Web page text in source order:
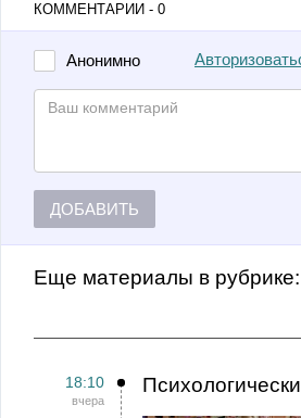
КОММЕНТАРИИ - 0
Анонимно
ДОБАВИТЬ
Еще материалы в рубрике:
18:10
вчера